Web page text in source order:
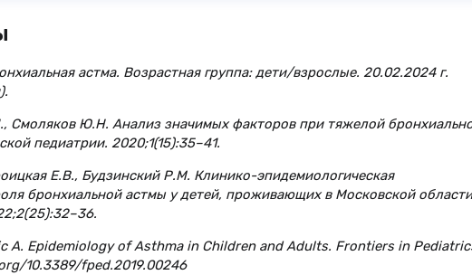
астма. Возрастная группа: дети/взрослые. 20.02.2024 г.
Смоляков Ю.Н. Анализ значимых факторов при тяжелой
педиатрии. 2020;1(15):35–41.
Е.В., Будзинский Р.М. Клинико-эпидемиологическая
бронхиальной астмы у детей, проживающих в Московской
A. Epidemiology of Asthma in Children and Adults. Frontiers in
10.3389/fped.2019.00246